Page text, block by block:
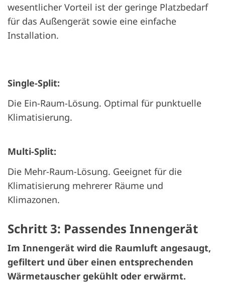
wesentlicher Vorteil ist der geringe Platzbedarf
für das Außengerät sowie eine einfache
Installation.
Single-Split:
Die Ein-Raum-Lösung. Optimal für punktuelle
Klimatisierung.
Multi-Split:
Die Mehr-Raum-Lösung. Geeignet für die
Klimatisierung mehrerer Räume und
Klimazonen.
Schritt 3: Passendes Innengerät
Im Innengerät wird die Raumluft angesaugt,
gefiltert und über einen entsprechenden
Wärmetauscher gekühlt oder erwärmt.